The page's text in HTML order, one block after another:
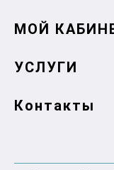
МОЙ
УСЛУГИ
Контакты